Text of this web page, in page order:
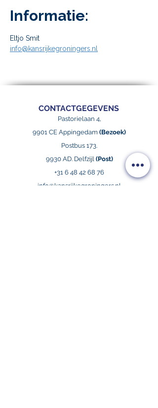
Informatie:
Eltjo Smit
info@kansrijkegroningers.nl
CONTACTGEGEVENS
Pastorielaan 4,
9901 CE Appingedam (Bezoek)
Postbus 173.
9930 AD. Delfzijl (Post)
+31 6 48 42 68 76
info@kansrijkegroningers.nl